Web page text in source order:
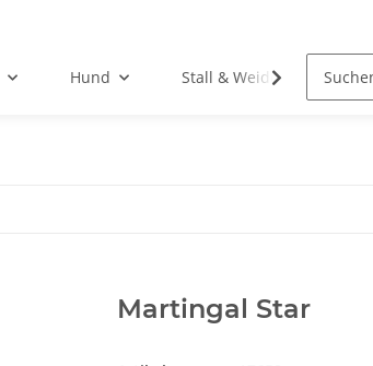
Hund Stall & Weide
Martingal Star